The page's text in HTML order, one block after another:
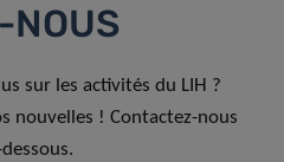
NOUS
sur les activités du LIH ?
nouvelles ! Contactez-nous